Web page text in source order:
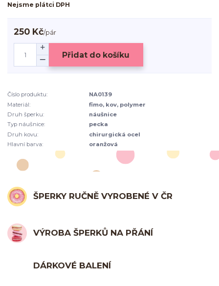
Nejsme plátci DPH
250 Kč/pár
Přidat do košíku
Číslo produktu:
NA0139
Materiál:
fimo, kov, polymer
Druh šperku:
náušnice
Typ náušnice:
pecka
Druh kovu:
chirurgická ocel
Hlavní barva:
oranžová
ŠPERKY RUČNĚ VYROBENÉ V ČR
VÝROBA ŠPERKŮ NA PŘÁNÍ
DÁRKOVÉ BALENÍ